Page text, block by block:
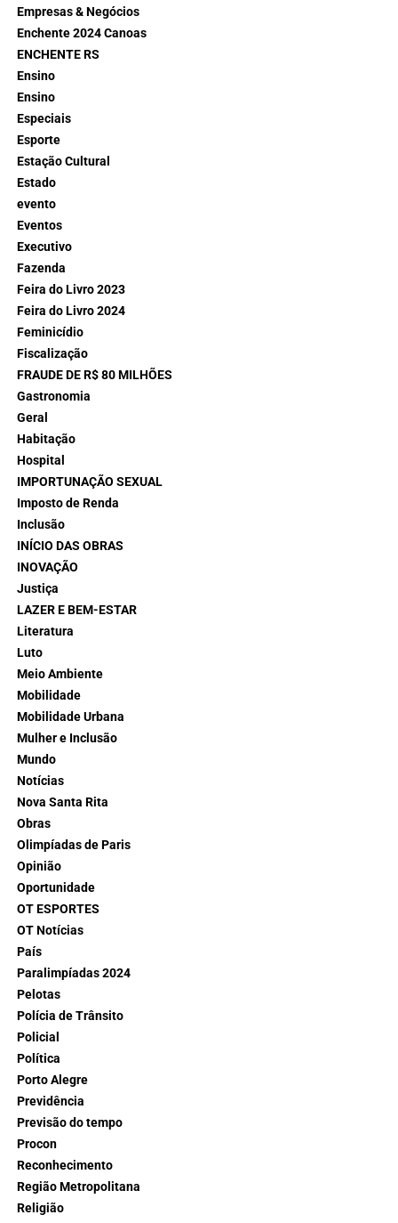
Empresas & Negócios
Enchente 2024 Canoas
ENCHENTE RS
Ensino
Ensino
Especiais
Esporte
Estação Cultural
Estado
evento
Eventos
Executivo
Fazenda
Feira do Livro 2023
Feira do Livro 2024
Feminicídio
Fiscalização
FRAUDE DE R$ 80 MILHÕES
Gastronomia
Geral
Habitação
Hospital
IMPORTUNAÇÃO SEXUAL
Imposto de Renda
Inclusão
INÍCIO DAS OBRAS
INOVAÇÃO
Justiça
LAZER E BEM-ESTAR
Literatura
Luto
Meio Ambiente
Mobilidade
Mobilidade Urbana
Mulher e Inclusão
Mundo
Notícias
Nova Santa Rita
Obras
Olimpíadas de Paris
Opinião
Oportunidade
OT ESPORTES
OT Notícias
País
Paralimpíadas 2024
Pelotas
Polícia de Trânsito
Policial
Política
Porto Alegre
Previdência
Previsão do tempo
Procon
Reconhecimento
Região Metropolitana
Religião